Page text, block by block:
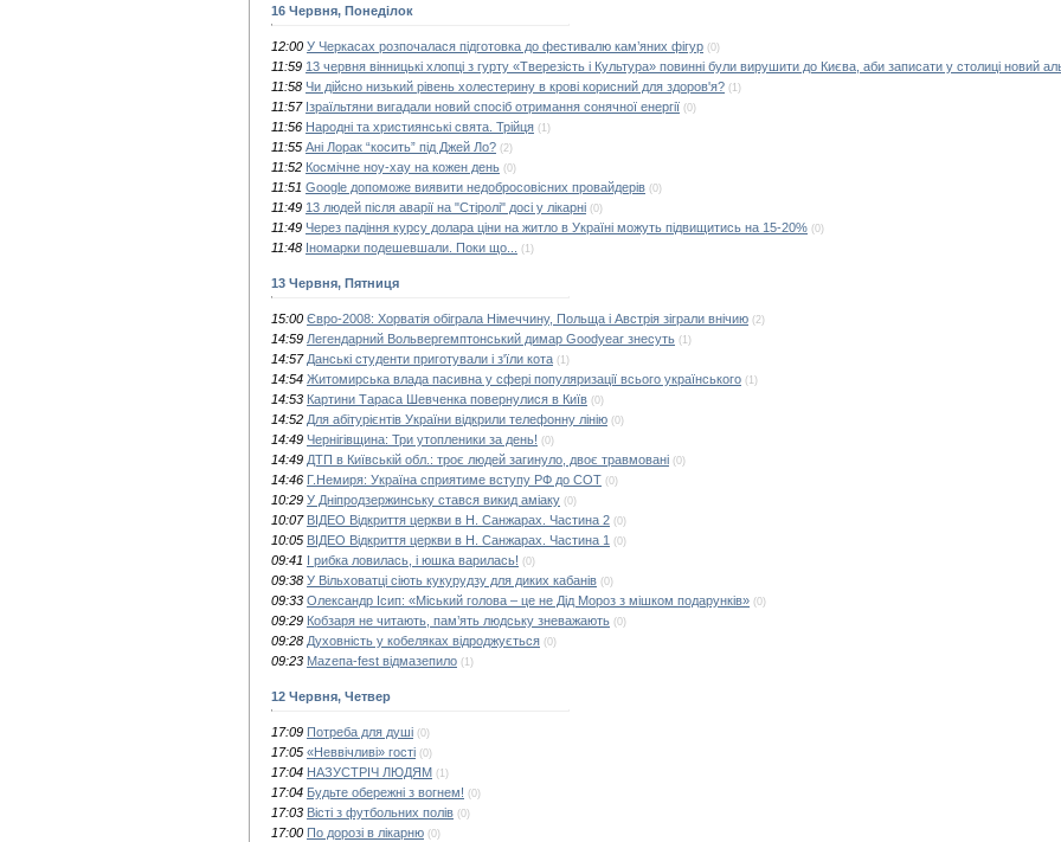
16 Червня, Понеділок
12:00 У Черкасах розпочалася підготовка до фестивалю кам’яних фігур (0)
11:59 13 червня вінницькі хлопці з гурту «Тверезість і Культура» повинні були вирушити до Києва, аби записати у столиці новий
11:58 Чи дійсно низький рівень холестерину в крові корисний для здоров'я? (1)
11:57 Ізраїльтяни вигадали новий спосіб отримання сонячної енергії (0)
11:56 Народні та християнські свята. Трійця (1)
11:55 Ані Лорак “косить” під Джей Ло? (2)
11:52 Космічне ноу-хау на кожен день (0)
11:51 Google допоможе виявити недобросовісних провайдерів (0)
11:49 13 людей після аварії на "Стіролі" досі у лікарні (0)
11:49 Через падіння курсу долара ціни на житло в Україні можуть підвищитись на 15-20% (0)
11:48 Іномарки подешевшали. Поки що... (1)
13 Червня, Пятниця
15:00 Євро-2008: Хорватія обіграла Німеччину, Польща і Австрія зіграли внічию (2)
14:59 Легендарний Вольвергемптонський димар Goodyear знесуть (1)
14:57 Данські студенти приготували і з'їли кота (1)
14:54 Житомирська влада пасивна у сфері популяризації всього українського (1)
14:53 Картини Тараса Шевченка повернулися в Київ (0)
14:52 Для абітурієнтів України відкрили телефонну лінію (0)
14:49 Чернігівщина: Три утопленики за день! (0)
14:49 ДТП в Київській обл.: троє людей загинуло, двоє травмовані (0)
14:46 Г.Немиря: Україна сприятиме вступу РФ до СОТ (0)
10:29 У Дніпродзержинську стався викид аміаку (0)
10:07 ВІДЕО Відкриття церкви в Н. Санжарах. Частина 2 (0)
10:05 ВІДЕО Відкриття церкви в Н. Санжарах. Частина 1 (0)
09:41 І рибка ловилась, і юшка варилась! (0)
09:38 У Вільховатці сіють кукурудзу для диких кабанів (0)
09:33 Олександр Ісип: «Міський голова – це не Дід Мороз з мішком подарунків» (0)
09:29 Кобзаря не читають, пам’ять людську зневажають (0)
09:28 Духовність у кобеляках відроджується (0)
09:23 Mazeпa-fest відмазепило (1)
12 Червня, Четвер
17:09 Потреба для душі (0)
17:05 «Неввічливі» гості (0)
17:04 НАЗУСТРІЧ ЛЮДЯМ (1)
17:04 Будьте обережні з вогнем! (0)
17:03 Вісті з футбольних полів (0)
17:00 По дорозі в лікарню (0)